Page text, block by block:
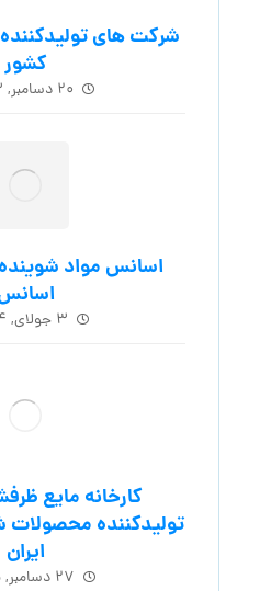
شرکت های
کشور
۲۰ دسامبر, ۲۰۲۳
اسانس مواد
۳ جولای, ۲۰۲۴
کارخانه مایع
تولیدکننده محصولات
ایران
۲۷ دسامبر, ۲۰۲۵